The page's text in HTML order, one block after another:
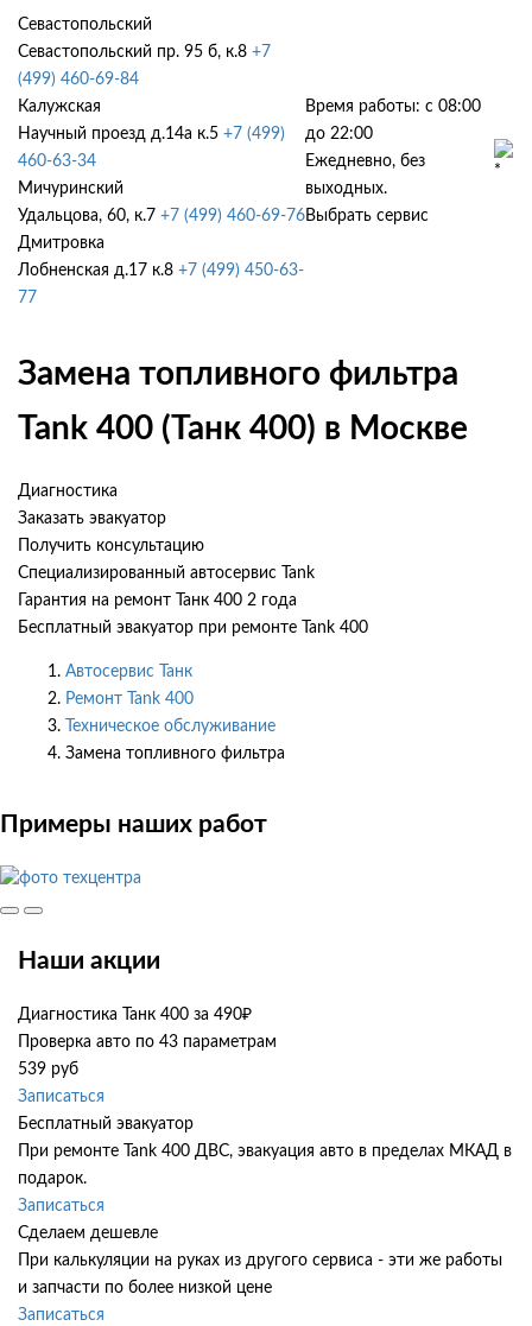
Севастопольский
Севастопольский пр. 95 б, к.8 +7
(499) 460-69-84
Калужская
Научный проезд д.14а к.5 +7 (499)
460-63-34
Мичуринский
Удальцова, 60, к.7 +7 (499) 460-69-76
Дмитровка
Лобненская д.17 к.8 +7 (499) 450-63-
77
Время работы: с 08:00
до 22:00
Ежедневно, без
выходных.
Выбрать сервис
Замена топливного фильтра
Tank 400 (Танк 400) в Москве
Диагностика
Заказать эвакуатор
Получить консультацию
Специализированный автосервис Tank
Гарантия на ремонт Танк 400 2 года
Бесплатный эвакуатор при ремонте Tank 400
Автосервис Танк
Ремонт Tank 400
Техническое обслуживание
Замена топливного фильтра
Примеры наших работ
Наши акции
Диагностика Танк 400 за 490₽
Проверка авто по 43 параметрам
539 руб
Записаться
Бесплатный эвакуатор
При ремонте Tank 400 ДВС, эвакуация авто в пределах МКАД в
подарок.
Записаться
Сделаем дешевле
При калькуляции на руках из другого сервиса - эти же работы
и запчасти по более низкой цене
Записаться